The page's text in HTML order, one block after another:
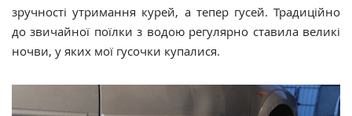
зручності утримання курей, а тепер гусей. Традиційно
до звичайної поїлки з водою регулярно ставила великі
ночви, у яких мої гусочки купалися.